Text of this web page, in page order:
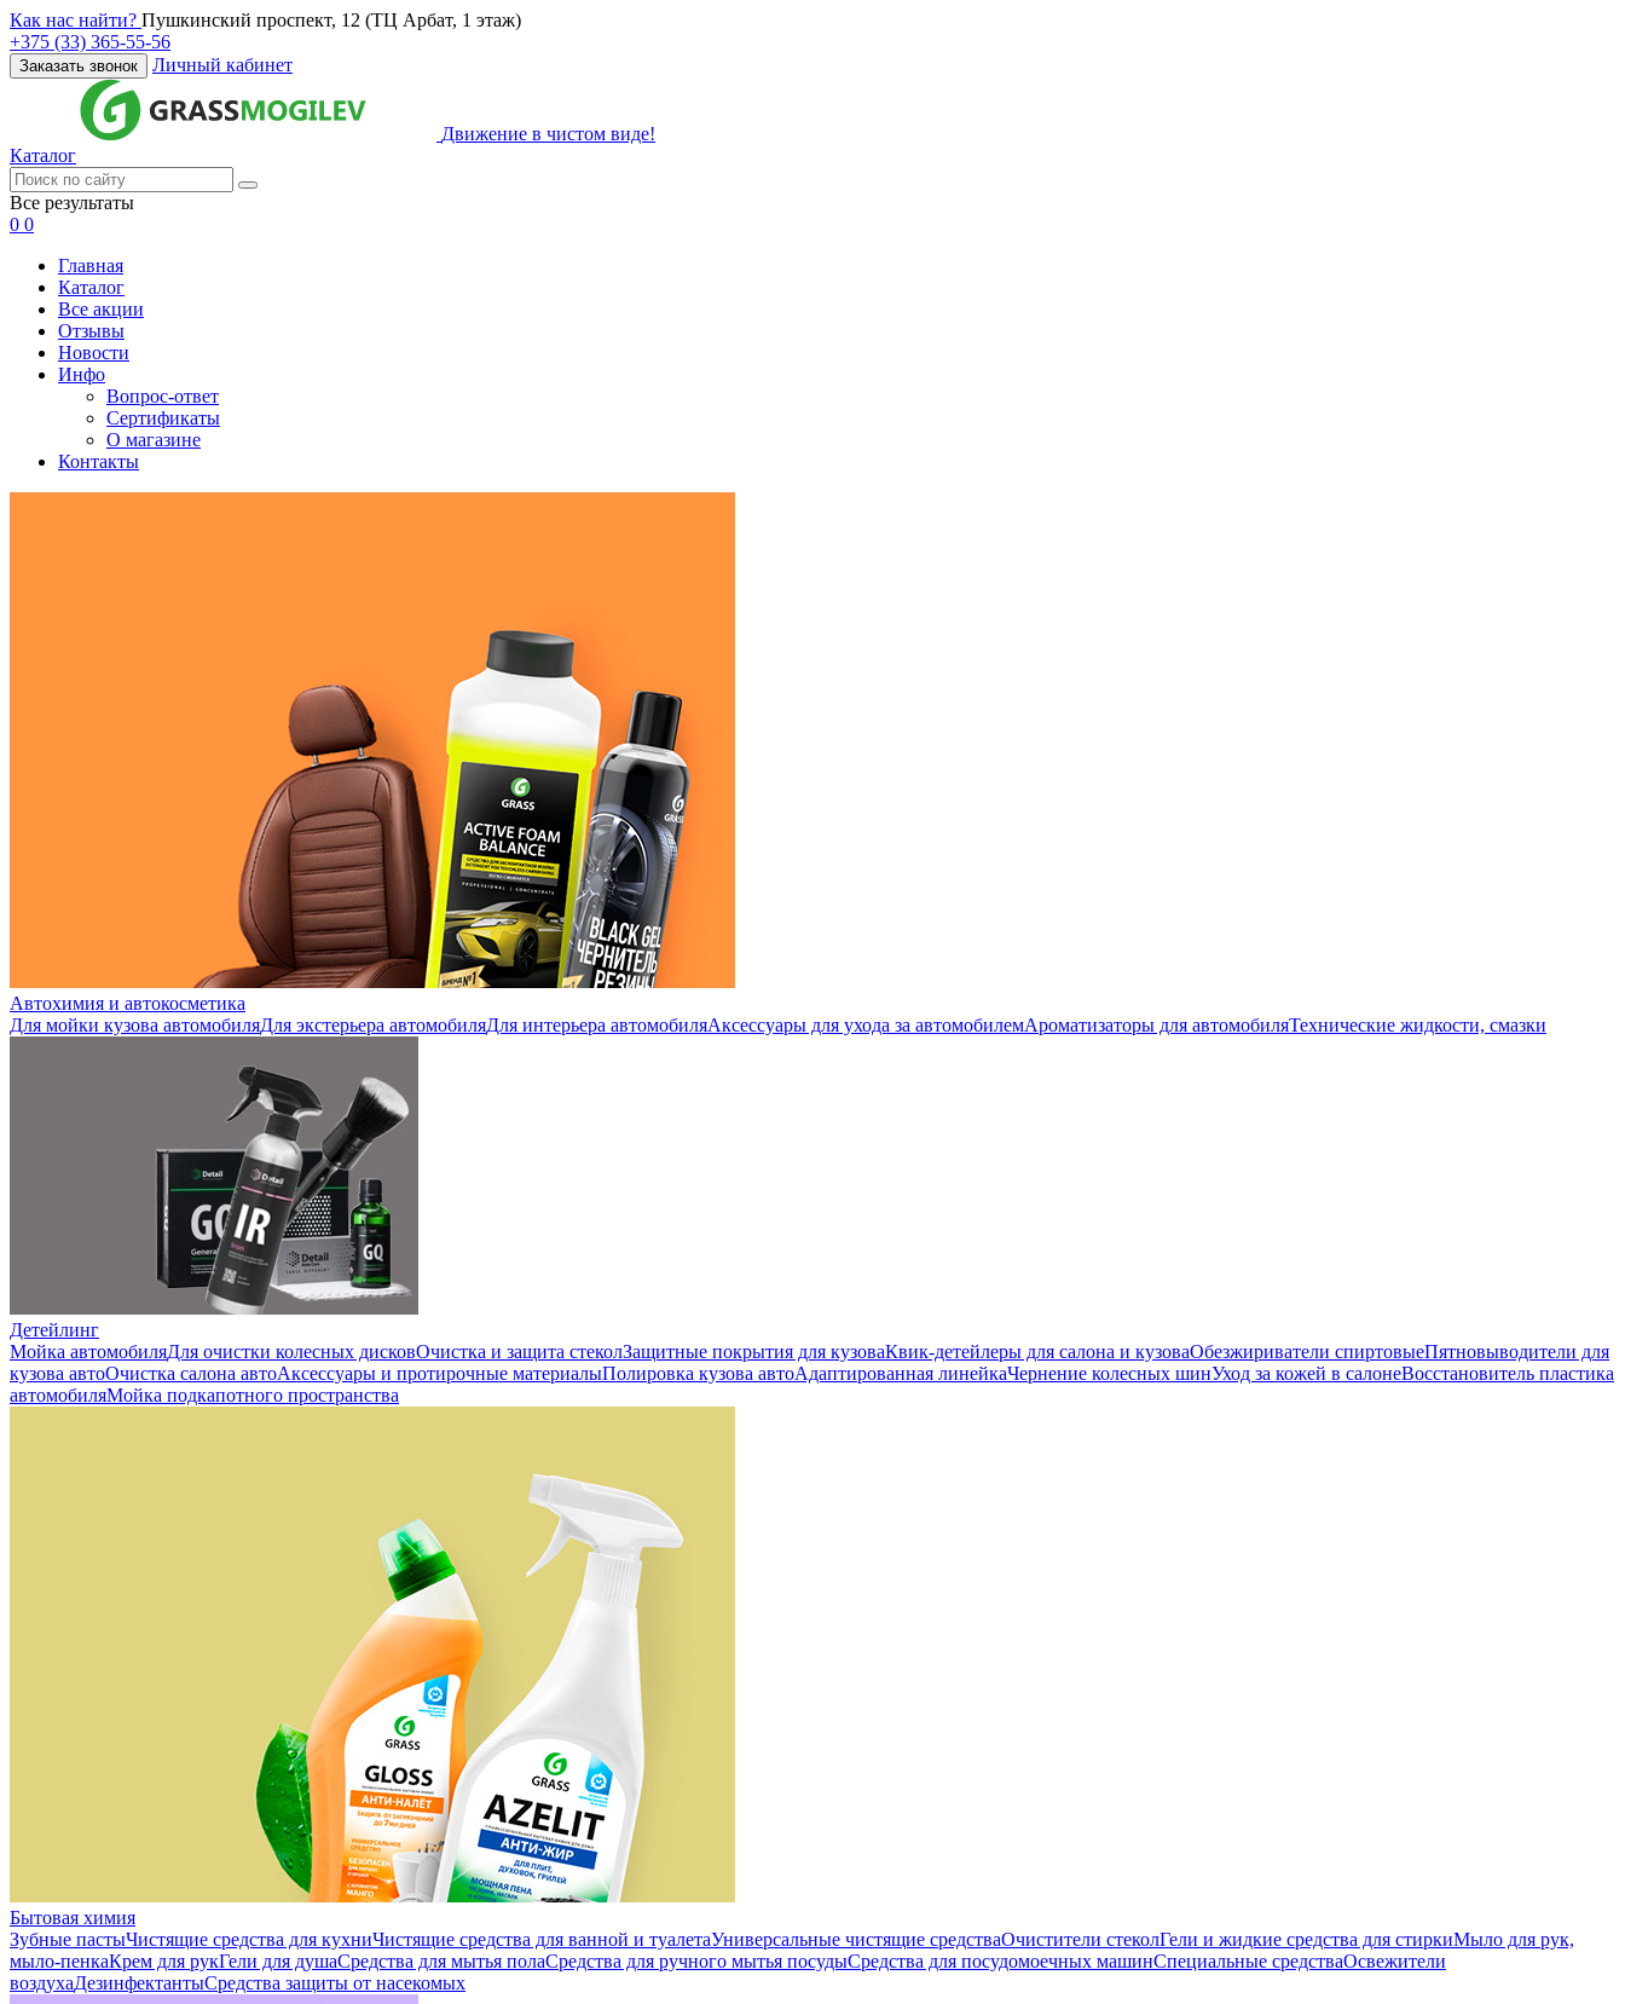
Как нас найти? Пушкинский проспект, 12 (ТЦ Арбат, 1 этаж)
+375 (33) 365-55-56
Заказать звонок Личный кабинет
Движение в чистом виде!
Каталог
Все результаты
0 0
Главная
Каталог
Все акции
Отзывы
Новости
Инфо
Вопрос-ответ
Сертификаты
О магазине
Контакты
Автохимия и автокосметика
Для мойки кузова автомобиляДля экстерьера автомобиляДля интерьера автомобиляАксессуары для ухода за автомобилемАроматизаторы для автомобиляТехнические жидкости, смазки
Детейлинг
Мойка автомобиляДля очистки колесных дисковОчистка и защита стеколЗащитные покрытия для кузоваКвик-детейлеры для салона и кузоваОбезжириватели спиртовыеПятновыводители для
кузова автоОчистка салона автоАксессуары и протирочные материалыПолировка кузова автоАдаптированная линейкаЧернение колесных шинУход за кожей в салонеВосстановитель пластика
автомобиляМойка подкапотного пространства
Бытовая химия
Зубные пастыЧистящие средства для кухниЧистящие средства для ванной и туалетаУниверсальные чистящие средстваОчистители стеколГели и жидкие средства для стиркиМыло для рук,
мыло-пенкаКрем для рукГели для душаСредства для мытья полаСредства для ручного мытья посудыСредства для посудомоечных машинСпециальные средстваОсвежители
воздухаДезинфектантыСредства защиты от насекомых